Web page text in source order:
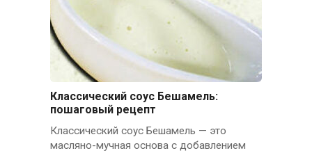
Классический соус Бешамель:
пошаговый рецепт
Классический соус Бешамель — это
масляно-мучная основа с добавлением